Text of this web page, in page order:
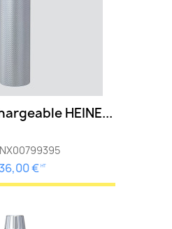
HEINE...
€ HT